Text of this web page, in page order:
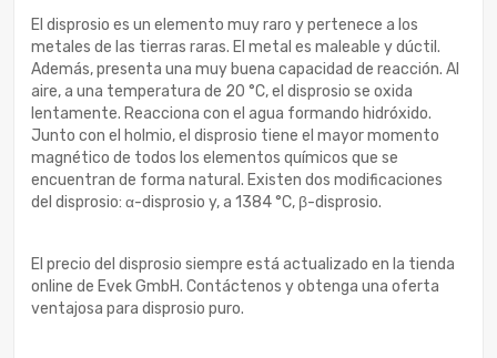
El disprosio es un elemento muy raro y pertenece a los
metales de las tierras raras. El metal es maleable y dúctil.
Además, presenta una muy buena capacidad de reacción. Al
aire, a una temperatura de 20 °C, el disprosio se oxida
lentamente. Reacciona con el agua formando hidróxido.
Junto con el holmio, el disprosio tiene el mayor momento
magnético de todos los elementos químicos que se
encuentran de forma natural. Existen dos modificaciones
del disprosio: α-disprosio y, a 1384 °C, β-disprosio.
El precio del disprosio siempre está actualizado en la tienda
online de Evek GmbH. Contáctenos y obtenga una oferta
ventajosa para disprosio puro.